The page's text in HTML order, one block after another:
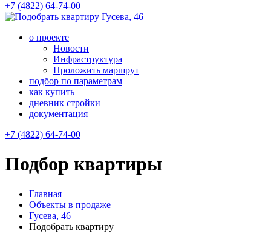
+7 (4822) 64-74-00
Гусева, 46
о проекте
Новости
Инфраструктура
Проложить маршрут
подбор по параметрам
как купить
дневник стройки
документация
+7 (4822) 64-74-00
Подбор квартиры
Главная
Объекты в продаже
Гусева, 46
Подобрать квартиру